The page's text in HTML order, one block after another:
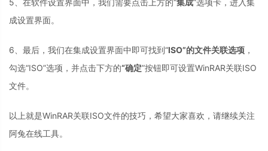
成设置界面。
6、最后，我们在集成设置界面中即可找到“ISO”的文件关联选项 ，
勾选“ISO”选项，并点击下方的“确定”按钮即可设置WinRAR关联ISO
文件。
以上就是WinRAR关联ISO文件的技巧，希望大家喜欢，请继续关注
阿兔在线工具。